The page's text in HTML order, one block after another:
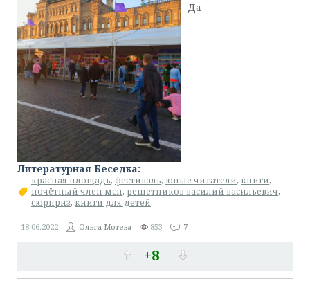
Литературная Беседка:
Да
красная площадь, фестиваль, юные читатели, книги,
почётный член мсп, решетников василий васильевич,
сюрприз, книги для детей
+8
18.06.2022 Ольга Мотева 853 7